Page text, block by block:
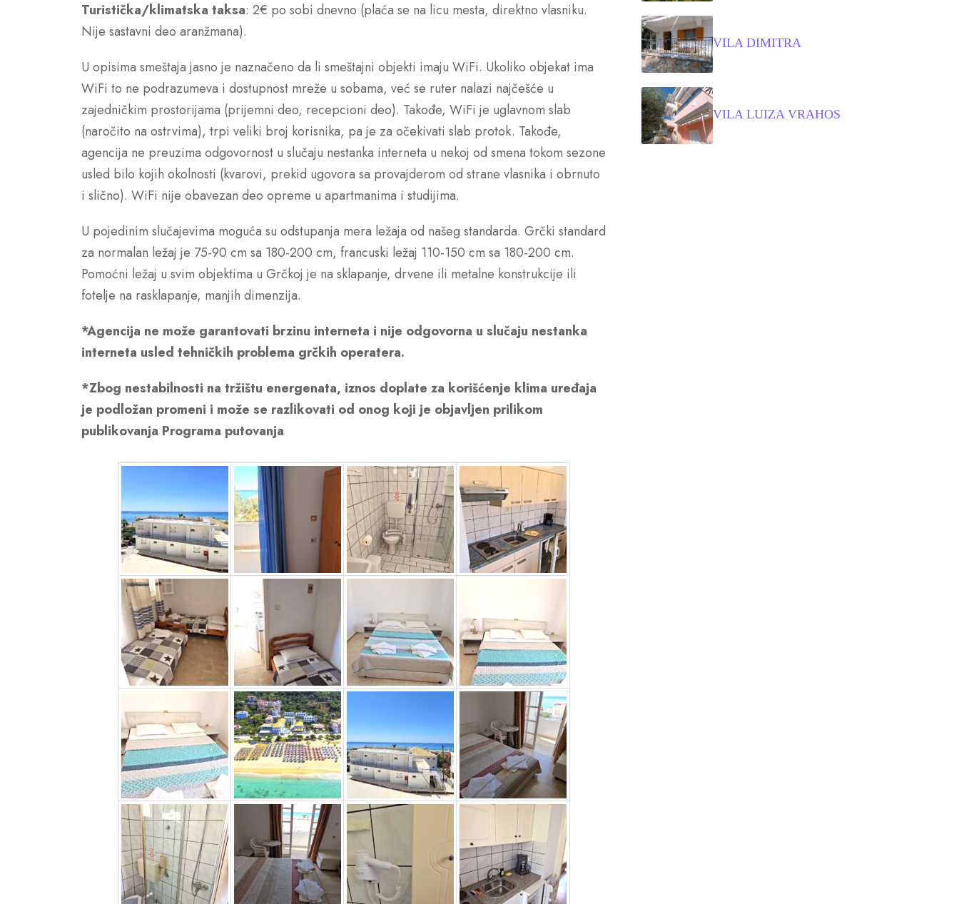
Turistička/klimatska taksa: 2€ po sobi dnevno (plaća se na licu mesta, direktno vlasniku.
Nije sastavni deo aranžmana).
U opisima smeštaja jasno je naznačeno da li smeštajni objekti imaju WiFi. Ukoliko objekat ima
WiFi to ne podrazumeva i dostupnost mreže u sobama, već se ruter nalazi najčešće u
zajedničkim prostorijama (prijemni deo, recepcioni deo). Takođe, WiFi je uglavnom slab
(naročito na ostrvima), trpi veliki broj korisnika, pa je za očekivati slab protok. Takođe,
agencija ne preuzima odgovornost u slučaju nestanka interneta u nekoj od smena tokom sezone
usled bilo kojih okolnosti (kvarovi, prekid ugovora sa provajderom od strane vlasnika i obrnuto
i slično). WiFi nije obavezan deo opreme u apartmanima i studijima.
U pojedinim slučajevima moguća su odstupanja mera ležaja od našeg standarda. Grčki standard
za normalan ležaj je 75-90 cm sa 180-200 cm, francuski ležaj 110-150 cm sa 180-200 cm.
Pomoćni ležaj u svim objektima u Grčkoj je na sklapanje, drvene ili metalne konstrukcije ili
fotelje na rasklapanje, manjih dimenzija.
*Agencija ne može garantovati brzinu interneta i nije odgovorna u slučaju nestanka
interneta usled tehničkih problema grčkih operatera.
*Zbog nestabilnosti na tržištu energenata, iznos doplate za korišćenje klima uređaja
je podložan promeni i može se razlikovati od onog koji je objavljen prilikom
publikovanja Programa putovanja
VILA DIMITRA
VILA LUIZA VRAHOS